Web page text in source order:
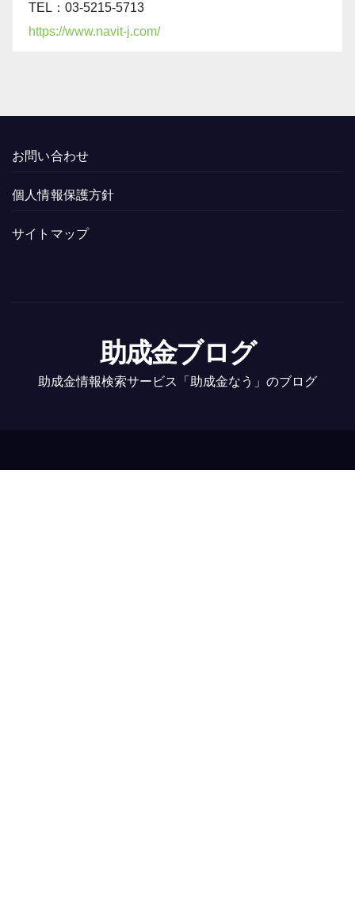
TEL：03-5215-5713
https://www.navit-j.com/
お問い合わせ
個人情報保護方針
サイトマップ
助成金ブログ
助成金情報検索サービス「助成金なう」のブログ